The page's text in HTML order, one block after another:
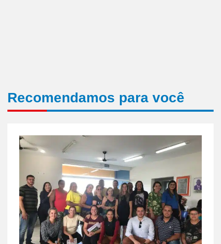
Recomendamos para você